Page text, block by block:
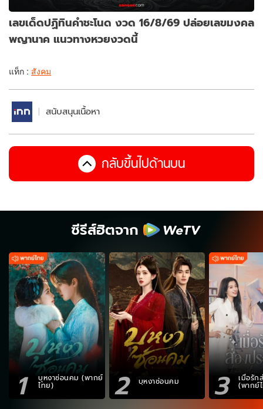
เลขเด็ดปฏิทินคำชะโนด งวด 16/8/69 ปล่อยเลขมงคล
พญานาค แนวทางหวยงวดนี้
แท็ก : สังคม
สนับสนุนเนื้อหา
กลับขึ้นไปด้านบน
ซีรีส์ฮิตจาก
1 บุหงาซ่อนคม (พากย์
ไทย) 2 บุหงาซ่อนคม 3 เมื่อรัก
(พากย์